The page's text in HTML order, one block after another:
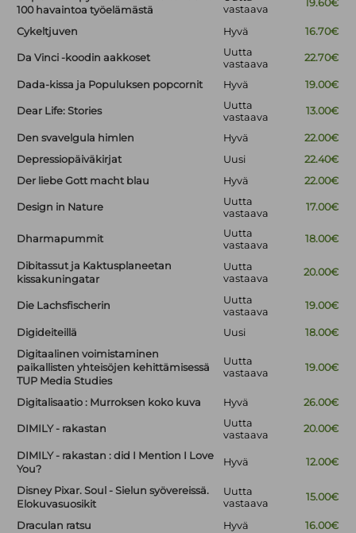
100 havaintoa työelämästä
vastaava
19.60€
Cykeltjuven Hyvä 16.70€
Da Vinci -koodin aakkoset
Uutta
vastaava
22.70€
Dada-kissa ja Populuksen popcornit Hyvä 19.00€
Dear Life: Stories
Uutta
vastaava
13.00€
Den svavelgula himlen Hyvä
22.00€
Depressiopäiväkirjat
Uusi
22.40€
Der liebe Gott macht blau
Hyvä 22.00€
Design in Nature
Uutta
vastaava
17.00€
Dharmapummit
Uutta
vastaava
18.00€
Dibitassut ja Kaktusplaneetan
kissakuningatar
Uutta
vastaava
20.00€
Die Lachsfischerin
Uutta
vastaava
19.00€
Digideiteillä Uusi
18.00€
Digitaalinen voimistaminen
paikallisten yhteisöjen kehittämisessä
TUP Media Studies
Uutta
vastaava
19.00€
Digitalisaatio : Murroksen koko kuva Hyvä 26.00€
DIMILY - rakastan
Uutta
vastaava
20.00€
DIMILY - rakastan : did I Mention I Love
You?
Hyvä 12.00€
Disney Pixar. Soul - Sielun syövereissä.
Elokuvasuosikit
Uutta
vastaava
15.00€
Draculan ratsu Hyvä 16.00€